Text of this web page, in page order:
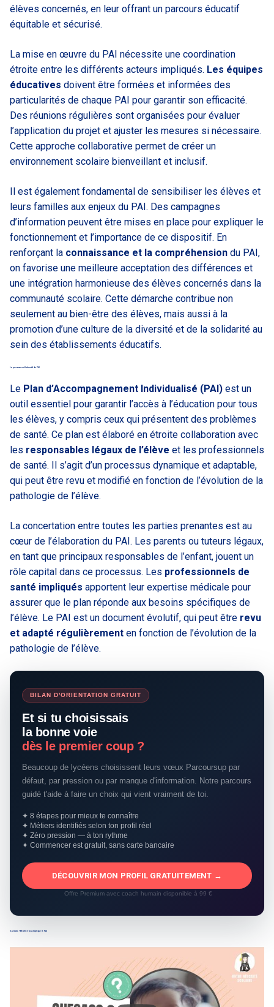
élèves concernés, en leur offrant un parcours éducatif
équitable et sécurisé.
La mise en œuvre du PAI nécessite une coordination
étroite entre les différents acteurs impliqués. Les équipes
éducatives doivent être formées et informées des
particularités de chaque PAI pour garantir son efficacité.
Des réunions régulières sont organisées pour évaluer
l’application du projet et ajuster les mesures si nécessaire.
Cette approche collaborative permet de créer un
environnement scolaire bienveillant et inclusif.
Il est également fondamental de sensibiliser les élèves et
leurs familles aux enjeux du PAI. Des campagnes
d’information peuvent être mises en place pour expliquer le
fonctionnement et l’importance de ce dispositif. En
renforçant la connaissance et la compréhension du PAI,
on favorise une meilleure acceptation des différences et
une intégration harmonieuse des élèves concernés dans la
communauté scolaire. Cette démarche contribue non
seulement au bien-être des élèves, mais aussi à la
promotion d’une culture de la diversité et de la solidarité au
sein des établissements éducatifs.
Le processus collaboratif du PAI
Le Plan d’Accompagnement Individualisé (PAI) est un
outil essentiel pour garantir l’accès à l’éducation pour tous
les élèves, y compris ceux qui présentent des problèmes
de santé. Ce plan est élaboré en étroite collaboration avec
les responsables légaux de l’élève et les professionnels
de santé. Il s’agit d’un processus dynamique et adaptable,
qui peut être revu et modifié en fonction de l’évolution de la
pathologie de l’élève.
La concertation entre toutes les parties prenantes est au
cœur de l’élaboration du PAI. Les parents ou tuteurs légaux,
en tant que principaux responsables de l’enfant, jouent un
rôle capital dans ce processus. Les professionnels de
santé impliqués apportent leur expertise médicale pour
assurer que le plan réponde aux besoins spécifiques de
l’élève. Le PAI est un document évolutif, qui peut être revu
et adapté régulièrement en fonction de l’évolution de la
pathologie de l’élève.
BILAN D'ORIENTATION GRATUIT
Et si tu choisissais
la bonne voie
dès le premier coup ?
Beaucoup de lycéens choisissent leurs vœux Parcoursup par
défaut, par pression ou par manque d'information. Notre parcours
guidé t'aide à faire un choix qui vient vraiment de toi.
✦ 8 étapes pour mieux te connaître
✦ Métiers identifiés selon ton profil réel
✦ Zéro pression — à ton rythme
✦ Commencer est gratuit, sans carte bancaire
DÉCOUVRIR MON PROFIL GRATUITEMENT →
Offre Premium avec coach humain disponible à 99 €
Quesako ? Béatrice vous explique le PAI